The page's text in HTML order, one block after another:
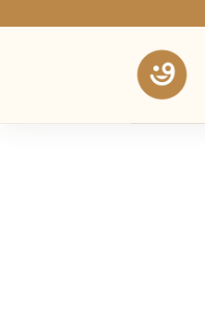
to